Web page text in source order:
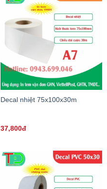
Decal nhiệt 75x100x30m
37,800đ